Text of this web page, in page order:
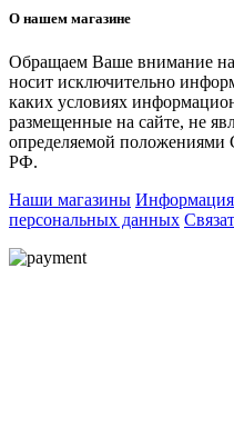
О нашем магазине
Обращаем Ваше внимание на
носит исключительно
каких условиях
размещенные на сайте, не
определяемой положениями
РФ.
Наши магазины Информация
персональных данных